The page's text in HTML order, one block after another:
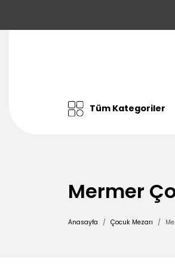
Tüm Kategoriler
Mermer
Anasayfa Çocuk Mezarı